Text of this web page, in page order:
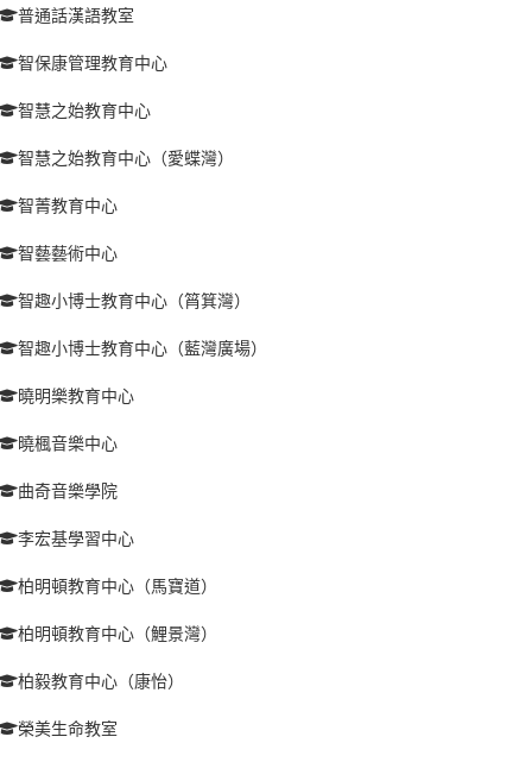
普通話漢語教室
智保康管理教育中心
智慧之始教育中心
智慧之始教育中心（愛蝶灣）
智菁教育中心
智藝藝術中心
智趣小博士教育中心（筲箕灣）
智趣小博士教育中心（藍灣廣場）
曉明樂教育中心
曉楓音樂中心
曲奇音樂學院
李宏基學習中心
柏明頓教育中心（馬寶道）
柏明頓教育中心（鯉景灣）
柏毅教育中心（康怡）
榮美生命教室